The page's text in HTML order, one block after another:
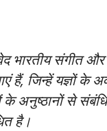
भारतीय संगीत
हैं, जिन्हें यज्ञों के
के अनुष्ठानों से
है।